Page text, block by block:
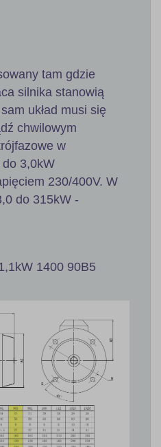
tam gdzie
silnika stanowią
układ musi się
chwilowym
w
3,0kW
230/400V. W
do 315kW -
1400 90B5